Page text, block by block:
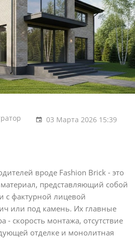
03 Марта 2026 15:39
вроде Fashion Brick - это
представляющий собой
с фактурной лицевой
или под камень. Их главные
- скорость монтажа, отсутствие
отделке и монолитная